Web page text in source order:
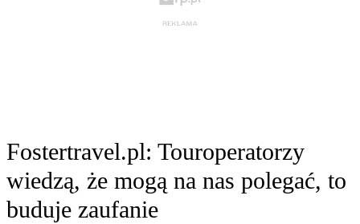
Fostertravel.pl: Touroperatorzy
wiedzą, że mogą na nas polegać, to
buduje zaufanie